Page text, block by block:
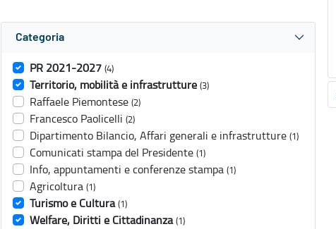
Categoria
PR 2021-2027 (4)
Territorio, mobilità e infrastrutture (3)
Raffaele Piemontese (2)
Francesco Paolicelli (2)
Dipartimento Bilancio, Affari generali e infrastrutture (1)
Comunicati stampa del Presidente (1)
Info, appuntamenti e conferenze stampa (1)
Agricoltura (1)
Turismo e Cultura (1)
Welfare, Diritti e Cittadinanza (1)